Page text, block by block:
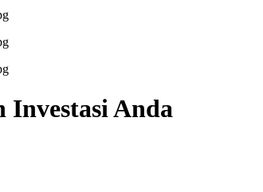
Anda